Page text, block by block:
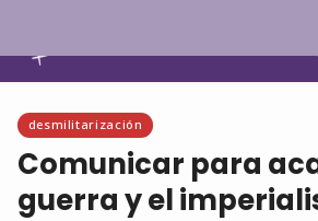
desmilitarización
Comunicar para
guerra y el